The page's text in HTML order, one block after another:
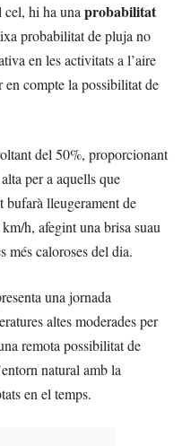
cel, hi ha unaprobabilitat
probabilitat de pluja no
en les activitats a l’aire
compte la possibilitat de
del 50%, proporcionant
per a aquells que
bufarà lleugerament de
h, afegint una brisa suau
més caloroses del dia.
una jornada
altes moderades per
remota possibilitat de
natural amb la
en el temps.